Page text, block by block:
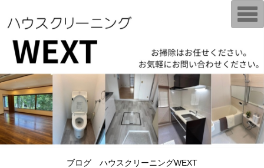
ブログ ハウスクリーニングWEXT
T
o
g
n
a
v
i
g
a
t
i
o
n